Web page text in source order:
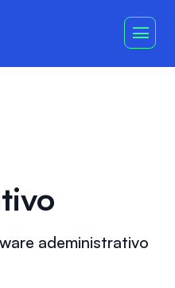
adeministrativo